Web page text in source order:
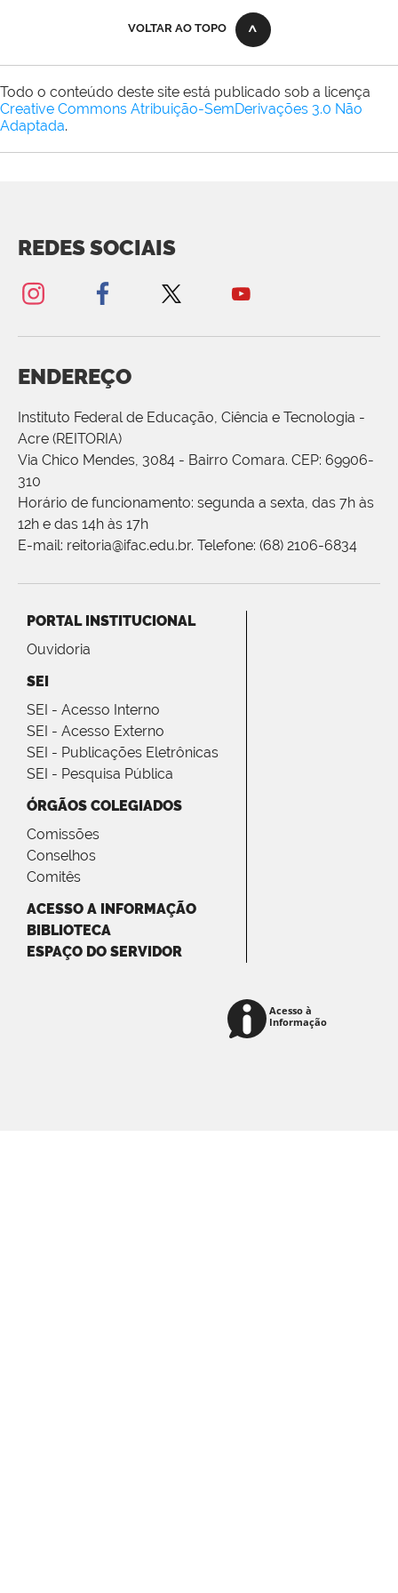
VOLTAR AO TOPO
Todo o conteúdo deste site está publicado sob a licença
Creative Commons Atribuição-SemDerivações 3.0 Não
Adaptada.
REDES SOCIAIS
ENDEREÇO
Instituto Federal de Educação, Ciência e Tecnologia -
Acre (REITORIA)
Via Chico Mendes, 3084 - Bairro Comara. CEP: 69906-
310
Horário de funcionamento: segunda a sexta, das 7h às
12h e das 14h às 17h
E-mail: reitoria@ifac.edu.br. Telefone: (68) 2106-6834
PORTAL INSTITUCIONAL
Ouvidoria
SEI
SEI - Acesso Interno
SEI - Acesso Externo
SEI - Publicações Eletrônicas
SEI - Pesquisa Pública
ÓRGÃOS COLEGIADOS
Comissões
Conselhos
Comitês
ACESSO A INFORMAÇÃO
BIBLIOTECA
ESPAÇO DO SERVIDOR